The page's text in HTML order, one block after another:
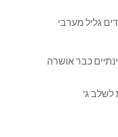
גליל מערבי
כבר אושרה